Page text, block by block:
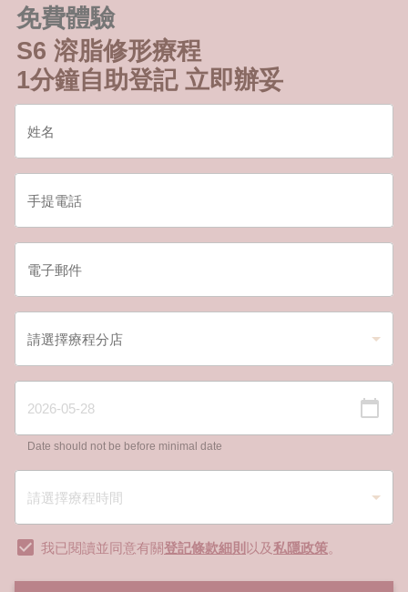
免費體驗
S6 溶脂修形療程
1分鐘自助登記 立即辦妥
Date should not be before minimal date
我已閱讀並同意有關登記條款細則 以及私隱政策。